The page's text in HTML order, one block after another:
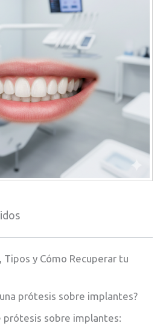
Tipos y Cómo Recuperar tu
prótesis sobre implantes?
prótesis sobre implantes: